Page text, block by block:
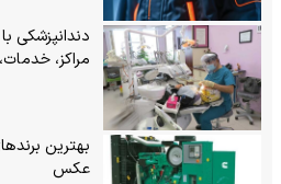
دندانپزشکی
مراکز،
بهترین
عکس